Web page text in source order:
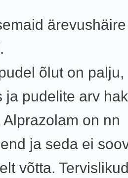
ärevushäire
õlut on palju,
ja pudelite arv
Alprazolam on nn
ja seda ei
võtta.